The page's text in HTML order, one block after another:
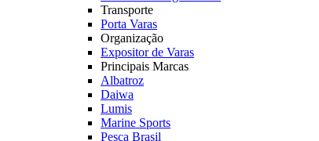
Transporte
Porta Varas
Organização
Expositor de Varas
Principais Marcas
Albatroz
Daiwa
Lumis
Marine Sports
Pesca Brasil